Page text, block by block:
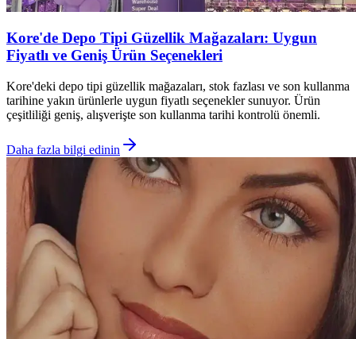
Kore'de Depo Tipi Güzellik Mağazaları: Uygun
Fiyatlı ve Geniş Ürün Seçenekleri
Kore'deki depo tipi güzellik mağazaları, stok fazlası ve son kullanma
tarihine yakın ürünlerle uygun fiyatlı seçenekler sunuyor. Ürün
çeşitliliği geniş, alışverişte son kullanma tarihi kontrolü önemli.
Daha fazla bilgi edinin